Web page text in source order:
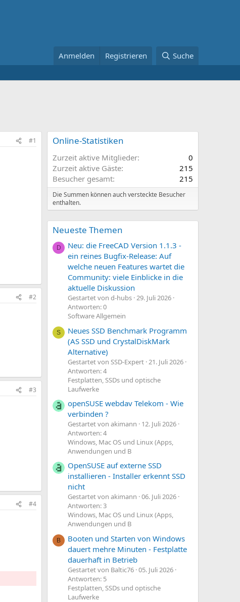
Anmelden Registrieren Suche
#1
#2
#3
#4
Online-Statistiken
Zurzeit aktive Mitglieder
0
Zurzeit aktive Gäste
215
Besucher gesamt
215
Die Summen können auch versteckte Besucher
enthalten.
Neueste Themen
D
Neu: die FreeCAD Version 1.1.3 -
ein reines Bugfix-Release: Auf
welche neuen Features wartet die
Community: viele Einblicke in die
aktuelle Diskussion
Gestartet von d-hubs 29. Juli 2026
Antworten: 0
Software Allgemein
S
Neues SSD Benchmark Programm
(AS SSD und CrystalDiskMark
Alternative)
Gestartet von SSD-Expert 21. Juli 2026
Antworten: 4
Festplatten, SSDs und optische
Laufwerke
openSUSE webdav Telekom - Wie
verbinden ?
Gestartet von akimann
12. Juli 2026
Antworten: 4
Windows, Mac OS und Linux (Apps,
Anwendungen und B
OpenSUSE auf externe SSD
installieren - Installer erkennt SSD
nicht
Gestartet von akimann 06. Juli 2026
Antworten: 3
Windows, Mac OS und Linux (Apps,
Anwendungen und B
B
Booten und Starten von Windows
dauert mehre Minuten - Festplatte
dauerhaft in Betrieb
Gestartet von Baltic76 05. Juli 2026
Antworten: 5
Festplatten, SSDs und optische
Laufwerke